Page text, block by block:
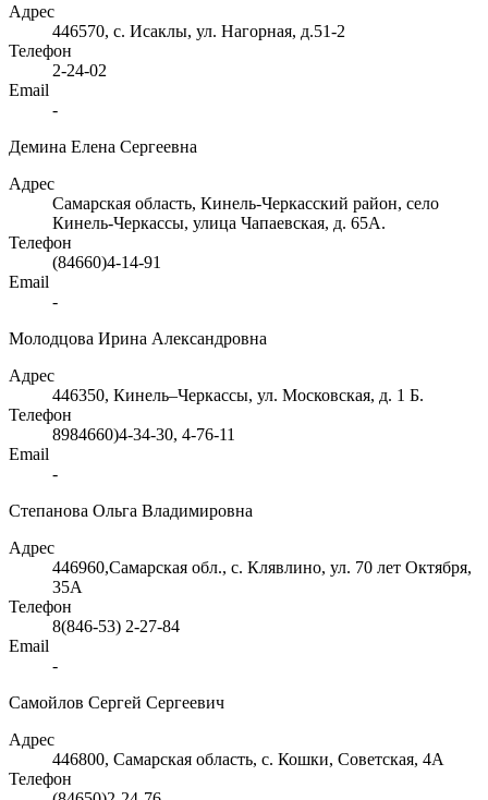
Адрес
446570, с. Исаклы, ул. Нагорная, д.51-2
Телефон
2-24-02
Email
-
Демина Елена Сергеевна
Адрес
Самарская область, Кинель-Черкасский район, село
Кинель-Черкассы, улица Чапаевская, д. 65А.
Телефон
(84660)4-14-91
Email
-
Молодцова Ирина Александровна
Адрес
446350, Кинель–Черкассы, ул. Московская, д. 1 Б.
Телефон
8984660)4-34-30, 4-76-11
Email
-
Степанова Ольга Владимировна
Адрес
446960,Самарская обл., с. Клявлино, ул. 70 лет Октября,
35А
Телефон
8(846-53) 2-27-84
Email
-
Самойлов Сергей Сергеевич
Адрес
446800, Самарская область, с. Кошки, Советская, 4А
Телефон